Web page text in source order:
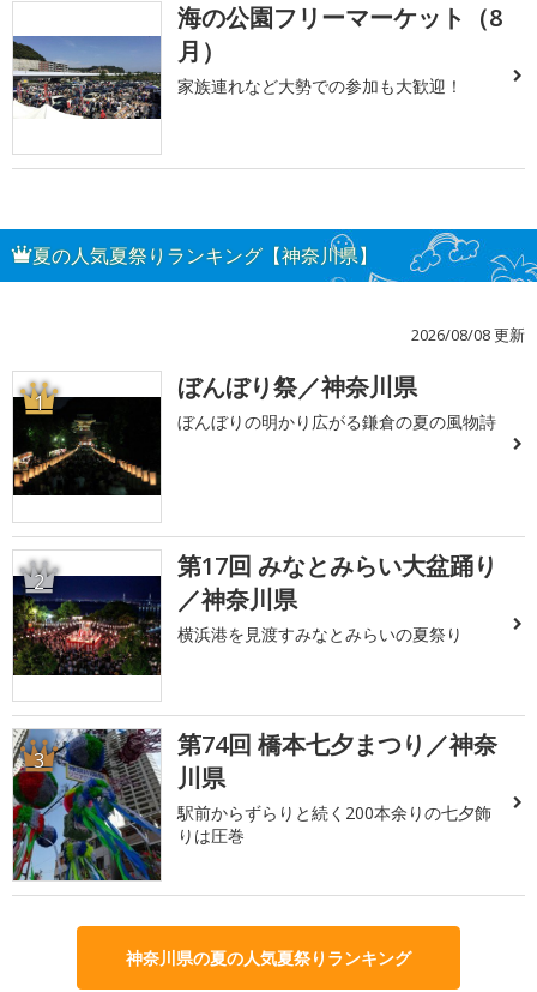
海の公園フリーマーケット（8
月）
家族連れなど大勢での参加も大歓迎！
夏の人気夏祭りランキング【神奈川県】
2026/08/08 更新
1 ぼんぼり祭／神奈川県
ぼんぼりの明かり広がる鎌倉の夏の風物詩
2
第17回 みなとみらい大盆踊り
／神奈川県
横浜港を見渡すみなとみらいの夏祭り
3
第74回 橋本七夕まつり／神奈
川県
駅前からずらりと続く200本余りの七夕飾
りは圧巻
神奈川県の夏の人気夏祭りランキング